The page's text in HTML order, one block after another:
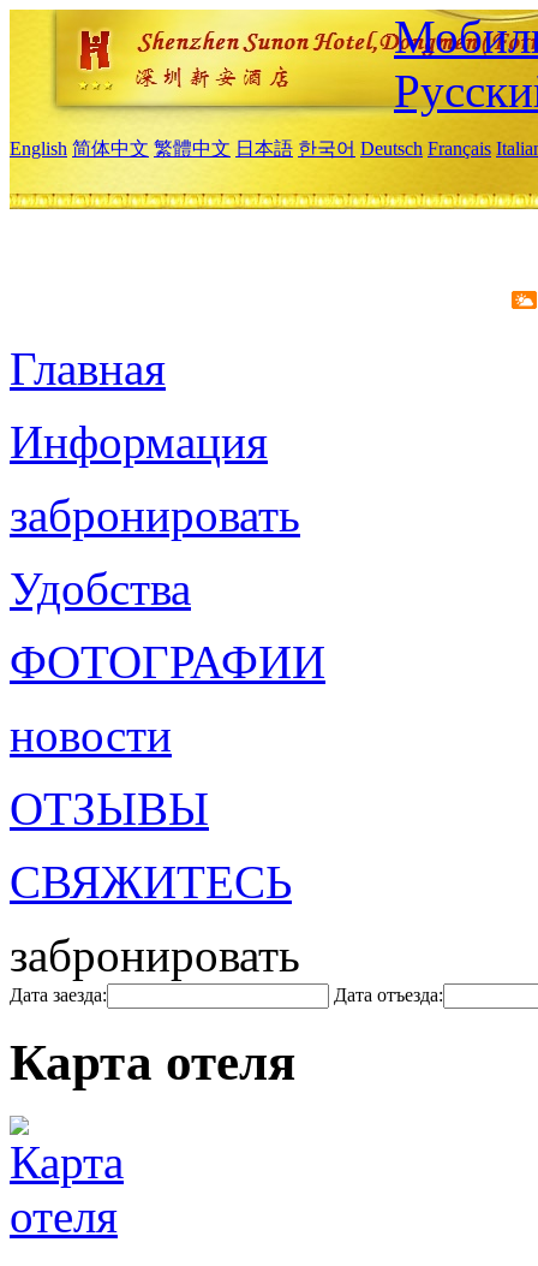
English 简体中文 繁體中文 日本語 한국어 Deutsch Français
Главная
Информация
забронировать
Удобства
ФОТОГРАФИИ
новости
ОТЗЫВЫ
СВЯЖИТЕСЬ
забронировать
Дата заезда: Дата отъезда:
Карта отеля